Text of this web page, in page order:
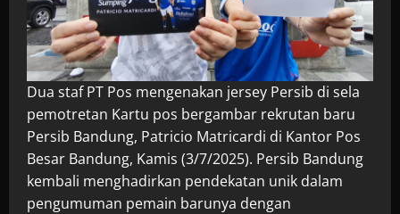
Dua staf PT Pos mengenakan jersey Persib di sela
pemotretan Kartu pos bergambar rekrutan baru
Persib Bandung, Patricio Matricardi di Kantor Pos
Besar Bandung, Kamis (3/7/2025). Persib Bandung
kembali menghadirkan pendekatan unik dalam
pengumuman pemain barunya dengan